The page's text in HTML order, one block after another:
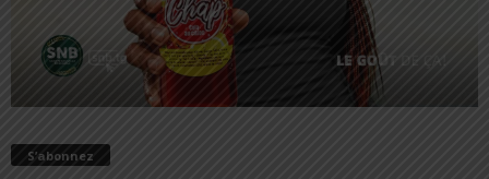
S’abonnez